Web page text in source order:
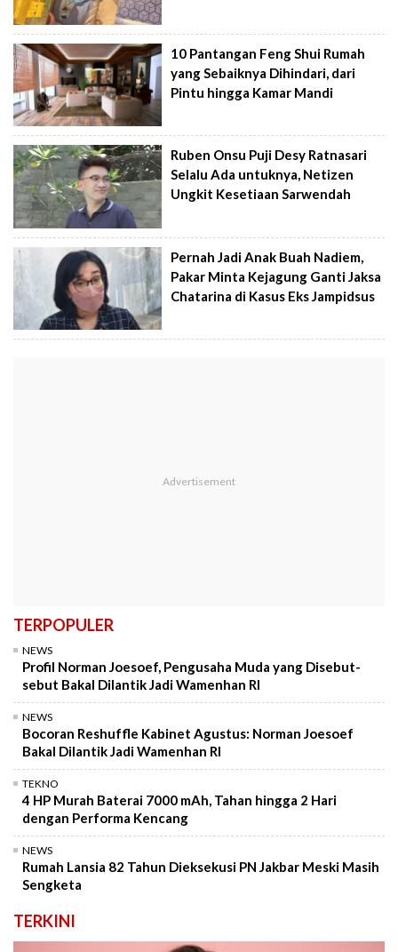
10 Pantangan Feng Shui Rumah
yang Sebaiknya Dihindari, dari
Pintu hingga Kamar Mandi
Ruben Onsu Puji Desy Ratnasari
Selalu Ada untuknya, Netizen
Ungkit Kesetiaan Sarwendah
Pernah Jadi Anak Buah Nadiem,
Pakar Minta Kejagung Ganti Jaksa
Chatarina di Kasus Eks Jampidsus
TERPOPULER
NEWS
Profil Norman Joesoef, Pengusaha Muda yang Disebut-
sebut Bakal Dilantik Jadi Wamenhan RI
NEWS
Bocoran Reshuffle Kabinet Agustus: Norman Joesoef
Bakal Dilantik Jadi Wamenhan RI
TEKNO
4 HP Murah Baterai 7000 mAh, Tahan hingga 2 Hari
dengan Performa Kencang
NEWS
Rumah Lansia 82 Tahun Dieksekusi PN Jakbar Meski Masih
Sengketa
TERKINI